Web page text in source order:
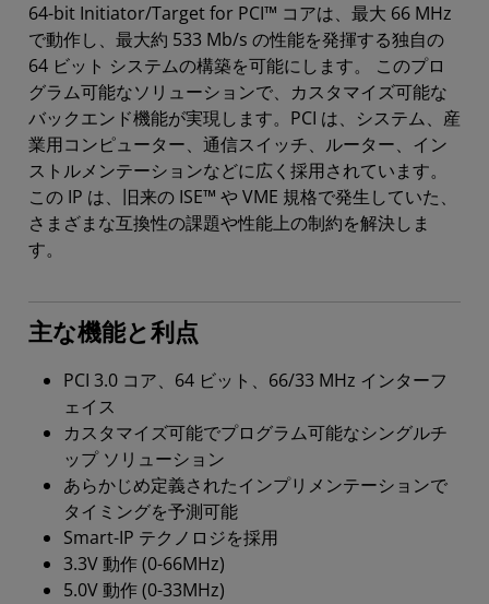
64-bit Initiator/Target for PCI™ コアは、最大 66 MHz
で動作し、最大約 533 Mb/s の性能を発揮する独自の
64 ビット システムの構築を可能にします。 このプロ
グラム可能なソリューションで、カスタマイズ可能な
バックエンド機能が実現します。PCI は、システム、産
業用コンピューター、通信スイッチ、ルーター、イン
ストルメンテーションなどに広く採用されています。
この IP は、旧来の ISE™ や VME 規格で発生していた、
さまざまな互換性の課題や性能上の制約を解決しま
す。
主な機能と利点
PCI 3.0 コア、64 ビット、66/33 MHz インターフ
ェイス
カスタマイズ可能でプログラム可能なシングルチ
ップ ソリューション
あらかじめ定義されたインプリメンテーションで
タイミングを予測可能
Smart-IP テクノロジを採用
3.3V 動作 (0-66MHz)
5.0V 動作 (0-33MHz)